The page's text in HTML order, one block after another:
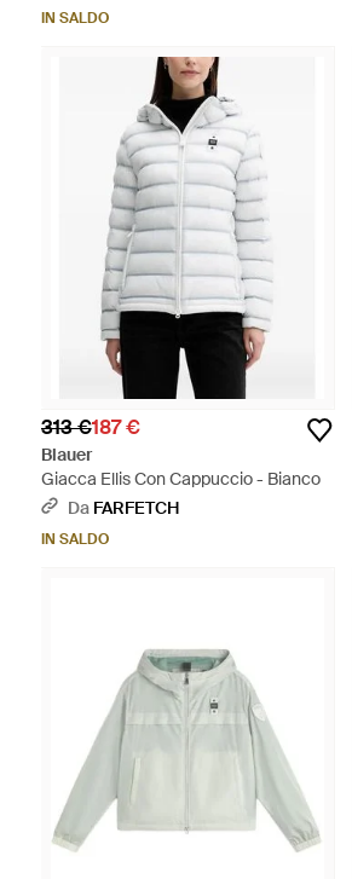
IN SALDO
313 €187 €
Blauer
Giacca Ellis Con Cappuccio - Bianco
Da FARFETCH
IN SALDO